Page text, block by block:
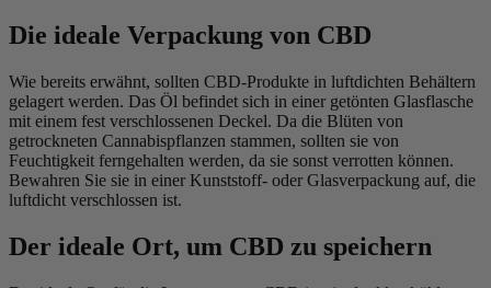
Die ideale Verpackung von CBD
Wie bereits erwähnt, sollten CBD-Produkte in luftdichten Behältern
gelagert werden. Das Öl befindet sich in einer getönten Glasflasche
mit einem fest verschlossenen Deckel. Da die Blüten von
getrockneten Cannabispflanzen stammen, sollten sie von
Feuchtigkeit ferngehalten werden, da sie sonst verrotten können.
Bewahren Sie sie in einer Kunststoff- oder Glasverpackung auf, die
luftdicht verschlossen ist.
Der ideale Ort, um CBD zu speichern